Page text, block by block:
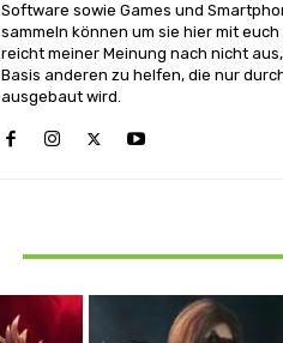
Software sowie Games und
sammeln können um sie hier mit
reicht meiner Meinung nach nicht
Basis anderen zu helfen, die nur
ausgebaut wird.